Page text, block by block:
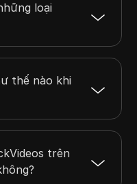
loại
thế nào khi
trên